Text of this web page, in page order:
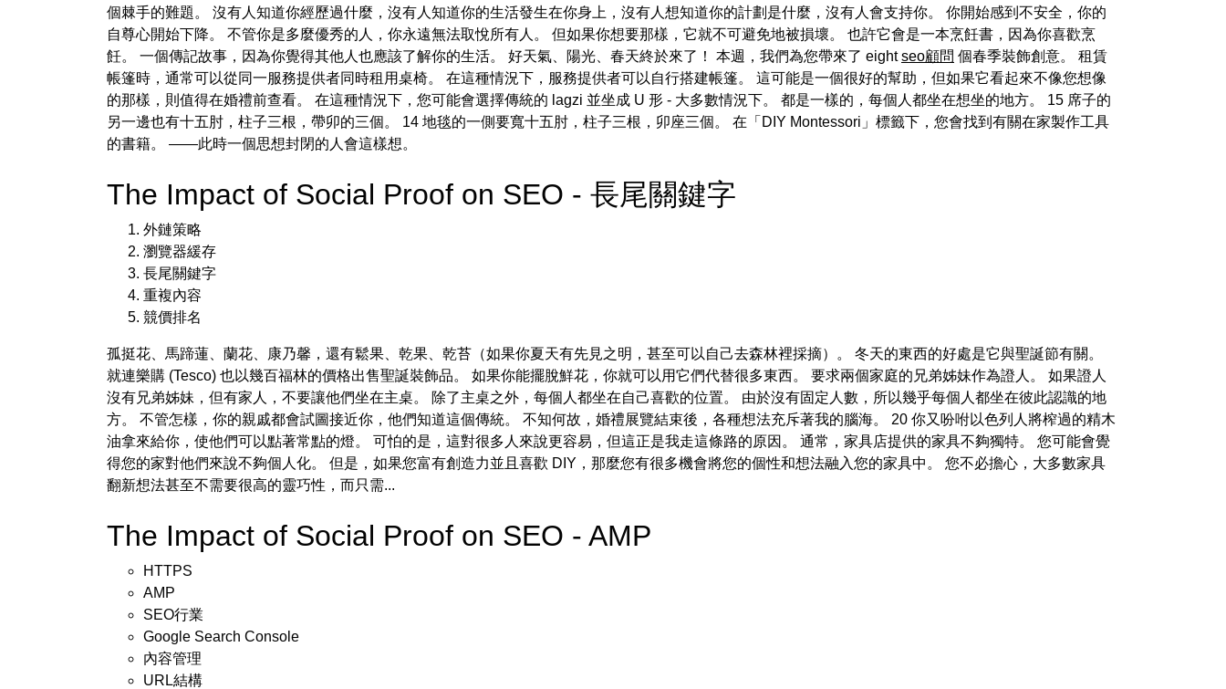
個棘手的難題。 沒有人知道你經歷過什麼，沒有人知道你的生活發生在你身上，沒有人想知道你的計劃是什麼，沒有人會支持你。 你開始感到不安全，你的
自尊心開始下降。 不管你是多麼優秀的人，你永遠無法取悅所有人。 但如果你想要那樣，它就不可避免地被損壞。 也許它會是一本烹飪書，因為你喜歡烹
飪。 一個傳記故事，因為你覺得其他人也應該了解你的生活。 好天氣、陽光、春天終於來了！ 本週，我們為您帶來了 eightseo顧問 個春季裝飾創意。 租賃
帳篷時，通常可以從同一服務提供者同時租用桌椅。 在這種情況下，服務提供者可以自行搭建帳篷。 這可能是一個很好的幫助，但如果它看起來不像您想像
的那樣，則值得在婚禮前查看。 在這種情況下，您可能會選擇傳統的 lagzi 並坐成 U 形 - 大多數情況下。 都是一樣的，每個人都坐在想坐的地方。 15 席子的
另一邊也有十五肘，柱子三根，帶卯的三個。 14 地毯的一側要寬十五肘，柱子三根，卯座三個。 在「DIY Montessori」標籤下，您會找到有關在家製作工具
的書籍。 ——此時一個思想封閉的人會這樣想。
The Impact of Social Proof on SEO - 長尾關鍵字
外鏈策略
瀏覽器緩存
長尾關鍵字
重複內容
競價排名
孤挺花、馬蹄蓮、蘭花、康乃馨，還有鬆果、乾果、乾苔（如果你夏天有先見之明，甚至可以自己去森林裡採摘）。 冬天的東西的好處是它與聖誕節有關。
就連樂購 (Tesco) 也以幾百福林的價格出售聖誕裝飾品。 如果你能擺脫鮮花，你就可以用它們代替很多東西。 要求兩個家庭的兄弟姊妹作為證人。 如果證人
沒有兄弟姊妹，但有家人，不要讓他們坐在主桌。 除了主桌之外，每個人都坐在自己喜歡的位置。 由於沒有固定人數，所以幾乎每個人都坐在彼此認識的地
方。 不管怎樣，你的親戚都會試圖接近你，他們知道這個傳統。 不知何故，婚禮展覽結束後，各種想法充斥著我的腦海。 20 你又吩咐以色列人將榨過的精木
油拿來給你，使他們可以點著常點的燈。 可怕的是，這對很多人來說更容易，但這正是我走這條路的原因。 通常，家具店提供的家具不夠獨特。 您可能會覺
得您的家對他們來說不夠個人化。 但是，如果您富有創造力並且喜歡 DIY，那麼您有很多機會將您的個性和想法融入您的家具中。 您不必擔心，大多數家具
翻新想法甚至不需要很高的靈巧性，而只需...
The Impact of Social Proof on SEO - AMP
HTTPS
AMP
SEO行業
Google Search Console
內容管理
URL結構